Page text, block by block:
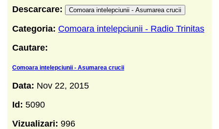
Descarcare:
Comoara intelepciunii - Asumarea crucii
Categoria: Comoara intelepciunii - Radio Trinitas
Cautare:
Comoara intelepciunii - Asumarea crucii
Data: Nov 22, 2015
Id: 5090
Vizualizari: 996